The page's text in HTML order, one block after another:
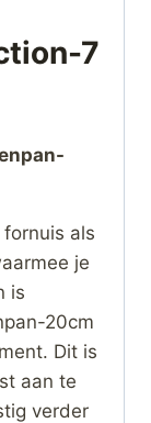
7
als
je
is
20cm
Dit is
aan te
verder